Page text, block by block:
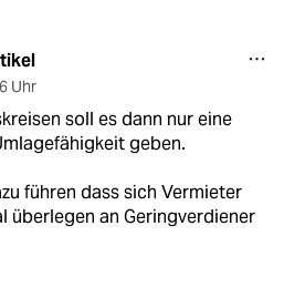
Uhr
soll es dann nur eine
geben.
führen dass sich Vermieter
überlegen an Geringverdiener